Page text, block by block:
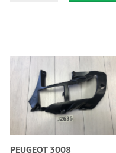
PEUGEOT 3008